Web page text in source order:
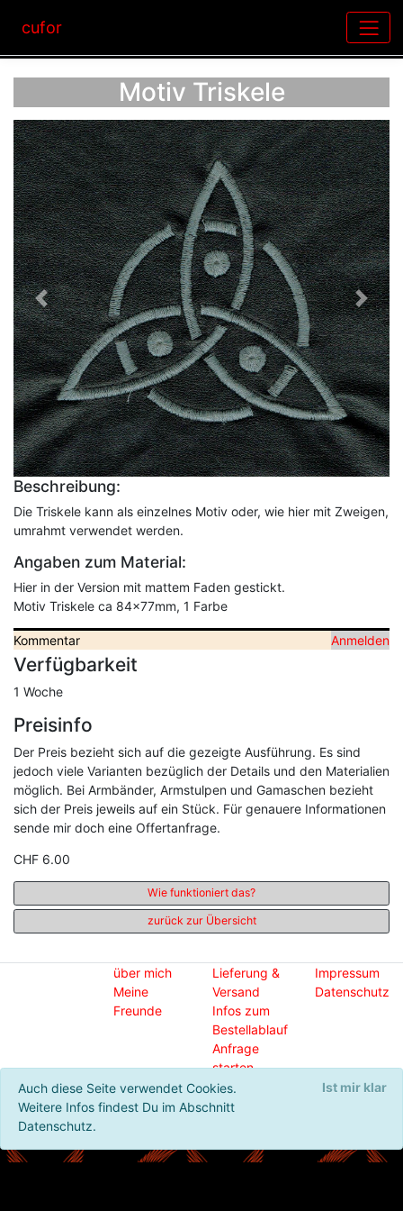
cufor
Auch diese Seite verwendet Cookies.
Weitere Infos findest Du im Abschnitt
Datenschutz.
Ist mir klar
Motiv Triskele
Vorheriges
Beschreibung:
Die Triskele kann als einzelnes Motiv oder, wie hier mit Zweigen,
umrahmt verwendet werden.
Angaben zum Material:
Hier in der Version mit mattem Faden gestickt.
Motiv Triskele ca 84x77mm, 1 Farbe
Kommentar Anmelden
Verfügbarkeit
1 Woche
Preisinfo
Der Preis bezieht sich auf die gezeigte Ausführung. Es sind
jedoch viele Varianten bezüglich der Details und den Materialien
möglich. Bei Armbänder, Armstulpen und Gamaschen bezieht
sich der Preis jeweils auf ein Stück. Für genauere Informationen
sende mir doch eine Offertanfrage.
CHF 6.00
Wie funktioniert das?
zurück zur Übersicht
über mich
Meine
Freunde
Lieferung &
Versand
Infos zum
Bestellablauf
Anfrage
starten
Impressum
Datenschutz
© 2020 - cufor Schneiderei & Schmuck